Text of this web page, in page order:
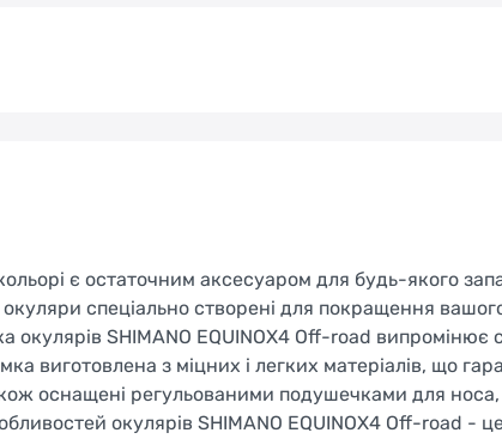
є остаточним аксесуаром для будь-якого
спеціально створені для покращення
SHIMANO EQUINOX4 Off-road випромінює
виготовлена з міцних і легких матеріалів, що
оснащені регульованими подушечками для
окулярів SHIMANO EQUINOX4 Off-road -